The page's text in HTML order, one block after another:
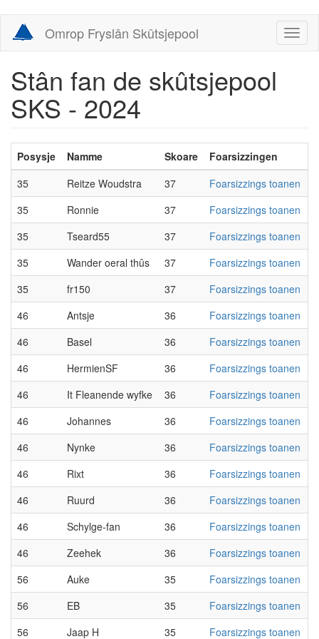
main
Omrop Fryslân Skûtsjepool
Stân fan de skûtsjepool
SKS - 2024
Posysje Namme Skoare
Foarsizzingen
35
Reitze Woudstra 37
Foarsizzings toanen
35
Ronnie 37
Foarsizzings toanen
35
Tseard55 37
Foarsizzings toanen
35
Wander oeral thûs 37
Foarsizzings toanen
35
fr150 37
Foarsizzings toanen
46
Antsje 36
Foarsizzings toanen
46
Basel 36
Foarsizzings toanen
46
HermienSF 36
Foarsizzings toanen
46
It Fleanende wyfke 36
Foarsizzings toanen
46
Johannes 36
Foarsizzings toanen
46
Nynke 36
Foarsizzings toanen
46
Rixt 36
Foarsizzings toanen
46
Ruurd 36
Foarsizzings toanen
46
Schylge-fan 36
Foarsizzings toanen
46
Zeehek 36
Foarsizzings toanen
56
Auke 35
Foarsizzings toanen
56
EB 35
Foarsizzings toanen
56
Jaap H 35 Foarsizzings toanen